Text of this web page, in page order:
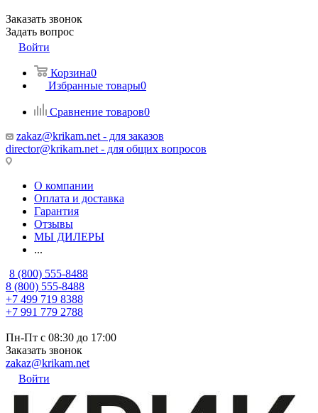
Заказать звонок
Задать вопрос
Войти
Корзина0
Избранные товары0
Сравнение товаров0
zakaz@krikam.net - для заказов
director@krikam.net - для общих вопросов
О компании
Оплата и доставка
Гарантия
Отзывы
МЫ ДИЛЕРЫ
...
8 (800) 555-8488
8 (800) 555-8488
+7 499 719 8388
+7 991 779 2788
Пн-Пт с 08:30 до 17:00
Заказать звонок
zakaz@krikam.net
Войти